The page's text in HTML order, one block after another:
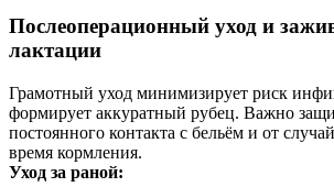
Послеоперационный уход и
лактации
Грамотный уход минимизирует риск
формирует аккуратный рубец. Важно
постоянного контакта с бельём и от
время кормления.
Уход за раной: